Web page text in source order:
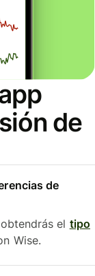
de
de
el tipo
Wise.